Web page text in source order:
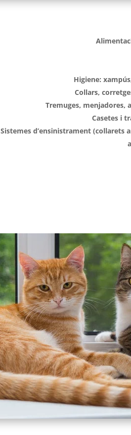
Higiene:
Collars,
Tremuges, menjadores,
Casetes i
Sistemes d’ensinistrament (collarets